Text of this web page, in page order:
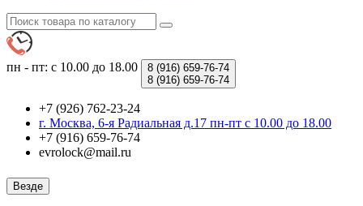
пн - пт: с 10.00 до 18.00 8 (916) 659-76-74
8 (916) 659-76-74
+7 (926) 762-23-24
г. Москва, 6-я Радиальная д.17 пн-пт с 10.00 до 18.00
+7 (916) 659-76-74
evrolock@mail.ru
Везде